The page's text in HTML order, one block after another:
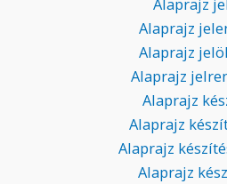
Alaprajz
Alaprajz
Alaprajz
Alaprajz
Alaprajz
Alaprajz
Alaprajz
Alaprajz